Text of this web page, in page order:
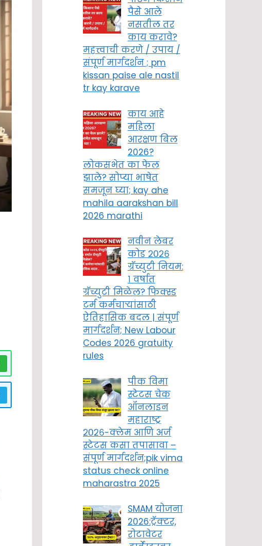
पैसे आले
नसतील तर
काय करावे?
महत्त्वाची करणे / उपाय /
संपूर्ण मार्गदर्शन ; pm
kissan paise ale nastil
tr kay karave
काय आहे
महिला
आरक्षण बिल
2026?
लोकसभेत का फेल
झाले? सोप्या भाषेत
समजून घ्या; kay ahe
mahila aarakshan bill
2026 marathi
नवीन लेबर
कोड २०२६
ग्रॅच्युटी नियम:
१ वर्षात
ग्रॅच्युटी मिळेल? फिक्स्ड
टर्म कर्मचाऱ्यांसाठी
ऐतिहासिक बदल | संपूर्ण
मार्गदर्शन; New Labour
Codes 2026 gratuity
rules
पीक विमा
स्टेटस चेक
ऑनलाइन
महाराष्ट्र
२०२६-क्लेम आणि अर्ज
स्टेटस कसा तपासावा –
संपूर्ण मार्गदर्शन;pik vima
status check online
maharastra 2025
SMAM योजना
2026:ट्रॅक्टर,
रोटावेटर